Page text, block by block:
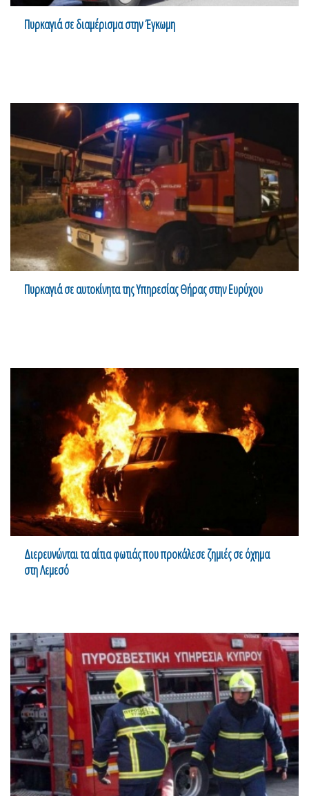
Πυρκαγιά σε διαμέρισμα στην Έγκωμη
Πυρκαγιά σε αυτοκίνητα της Υπηρεσίας Θήρας στην Ευρύχου
Διερευνώνται τα αίτια φωτιάς που προκάλεσε ζημιές σε όχημα
στη Λεμεσό